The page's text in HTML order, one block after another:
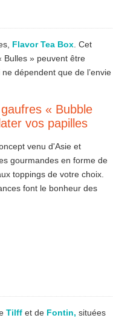
Flavor Tea Box. Cet
Bulles » peuvent être
dépendent que de l’envie
« Bubble
vos papilles
venu d'Asie et
gourmandes en forme de
toppings de votre choix.
font le bonheur des
Tilffet de Fontin, situées